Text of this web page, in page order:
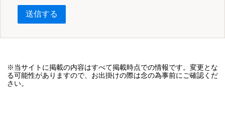
送信する
※当サイトに掲載の内容はすべて掲載時点での情報です。変更とな
る可能性がありますので、お出掛けの際は念の為事前にご確認くだ
さい。